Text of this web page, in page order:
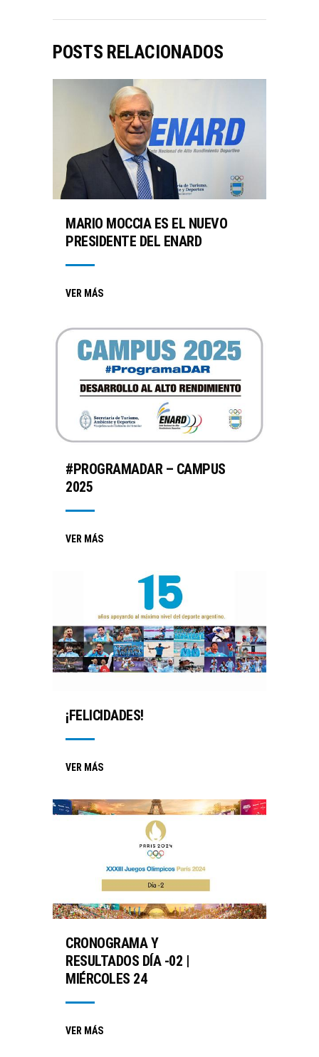
POSTS RELACIONADOS
MARIO MOCCIA ES EL NUEVO
PRESIDENTE DEL ENARD
VER MÁS
#PROGRAMADAR – CAMPUS
2025
VER MÁS
¡FELICIDADES!
VER MÁS
CRONOGRAMA Y
RESULTADOS DÍA -02 |
MIÉRCOLES 24
VER MÁS